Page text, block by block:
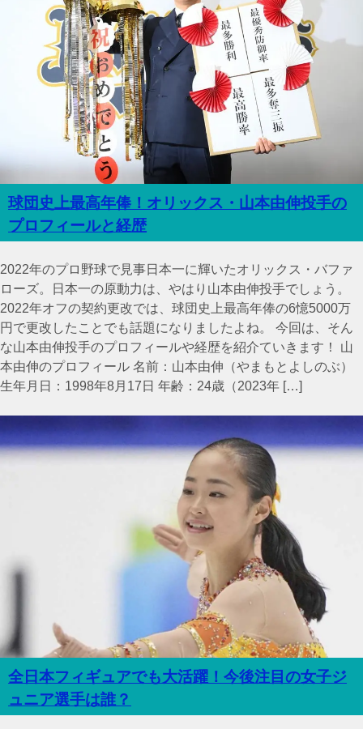
球団史上最高年俸！オリックス・山本由伸投手の
プロフィールと経歴
2022年のプロ野球で見事日本一に輝いたオリックス・バファ
ローズ。日本一の原動力は、やはり山本由伸投手でしょう。
2022年オフの契約更改では、球団史上最高年俸の6憶5000万
円で更改したことでも話題になりましたよね。 今回は、そん
な山本由伸投手のプロフィールや経歴を紹介ていきます！ 山
本由伸のプロフィール 名前：山本由伸（やまもとよしのぶ）
生年月日：1998年8月17日 年齢：24歳（2023年 […]
全日本フィギュアでも大活躍！今後注目の女子ジ
ュニア選手は誰？